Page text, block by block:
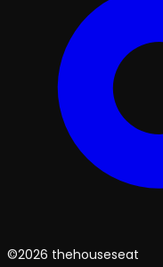
©2026 thehouseseat